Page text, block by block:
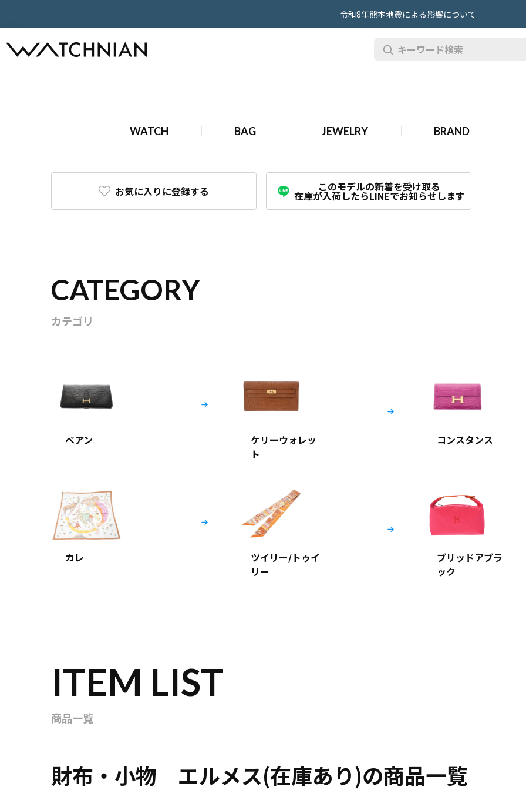
令和8年熊本地震による影響について
WATCH BAG JEWELRY BRAND
エルメス 財布・小物の中古・新品を取り扱う商品一覧ページです。
お気に入りに登録する このモデルの新着を受け取る
在庫が入荷したらLINEでお知らせします
CATEGORY
カテゴリ
べアン
ケリーウォレッ
ト
コンスタンス
カレ
ツイリー/トゥイ
リー
ブリッドアブラ
ック
ITEM LIST
商品一覧
財布・小物 エルメス(在庫あり)の商品一覧